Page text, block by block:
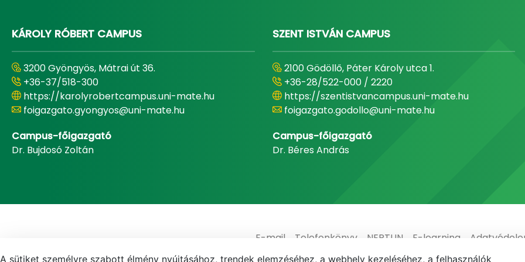
KÁROLY RÓBERT CAMPUS
3200 Gyöngyös, Mátrai út 36.
+36-37/518-300
https://karolyrobertcampus.uni-mate.hu
foigazgato.gyongyos@uni-mate.hu
Campus-főigazgató
Dr. Bujdosó Zoltán
SZENT ISTVÁN CAMPUS
2100 Gödöllő, Páter Károly utca 1.
+36-28/522-000 / 2220
https://szentistvancampus.uni-mate.hu
foigazgato.godollo@uni-mate.hu
Campus-főigazgató
Dr. Béres András
E-mail Telefonkönyv NEPTUN E-learning
A sütiket személyre szabott élmény nyújtásához, trendek elemzéséhez, a webhely kezeléséhez, a felhasználók